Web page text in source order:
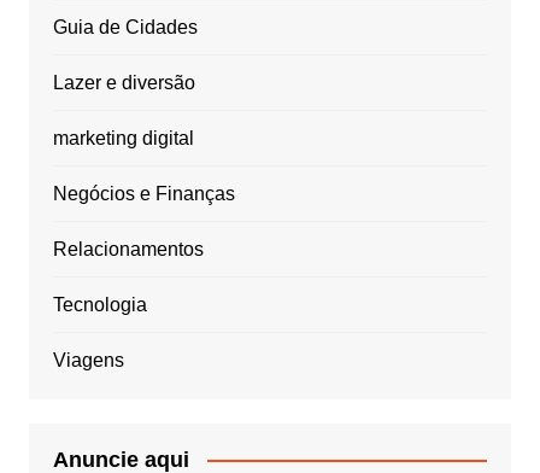
Guia de Cidades
Lazer e diversão
marketing digital
Negócios e Finanças
Relacionamentos
Tecnologia
Viagens
Anuncie aqui